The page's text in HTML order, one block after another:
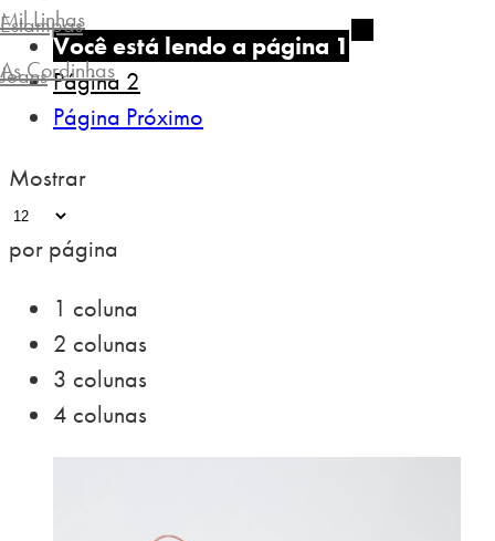
Estampas
Jeans
Mil Linhas
As Cordinhas
Você está lendo a página 1
Página 2
Página Próximo
Mostrar
por página
1 coluna
2 colunas
3 colunas
4 colunas